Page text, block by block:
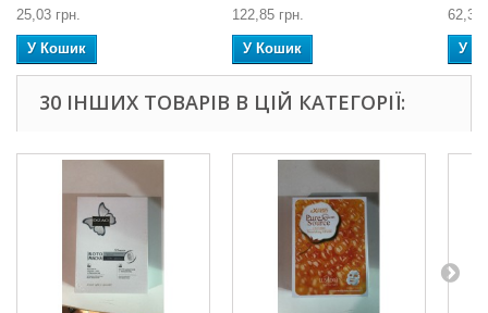
25,03 грн.
У Кошик
122,85 грн.
У Кошик
62,34
У
30 ІНШИХ ТОВАРІВ В ЦІЙ КАТЕГОРІЇ: